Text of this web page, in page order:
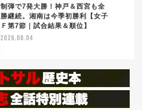
制弾で7発大勝！神戸＆西宮も全
勝継続。湘南は今季初勝利【女子
Ｆ第7節｜試合結果＆順位】
2026.08.04